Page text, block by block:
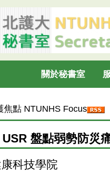
關於秘書室
焦點 NTUNHS Focus
盤點弱勢防災
科技學院